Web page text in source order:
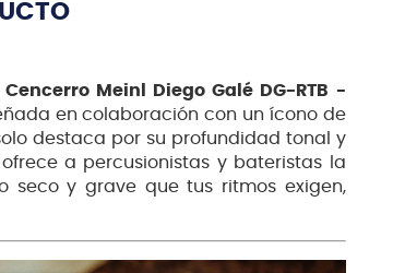
Cencerro Meinl Diego Galé DG-RTB -
en colaboración con un ícono de
destaca por su profundidad tonal y
a percusionistas y bateristas la
seco y grave que tus ritmos exigen,